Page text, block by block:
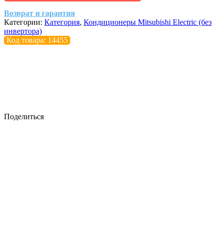
Возврат и гарантия
Категории: Категория, Кондиционеры Mitsubishi Electric (без
инвертора)
Код товара: 14455
Поделиться